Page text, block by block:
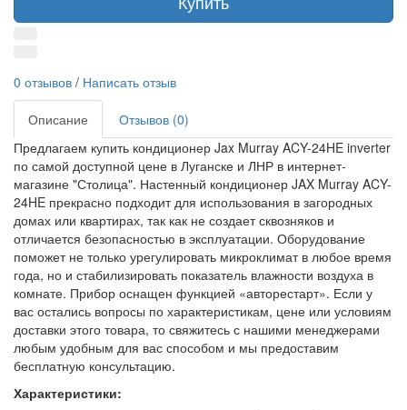
0 отзывов / Написать отзыв
Описание
Отзывов (0)
Предлагаем купить кондиционер Jax Murray ACY-24HE inverter
по самой доступной цене в Луганске и ЛНР в интернет-
магазине "Столица". Настенный кондиционер JAX Murray ACY-
24HE прекрасно подходит для использования в загородных
домах или квартирах, так как не создает сквозняков и
отличается безопасностью в эксплуатации. Оборудование
поможет не только урегулировать микроклимат в любое время
года, но и стабилизировать показатель влажности воздуха в
комнате. Прибор оснащен функцией «авторестарт». Если у
вас остались вопросы по характеристикам, цене или условиям
доставки этого товара, то свяжитесь с нашими менеджерами
любым удобным для вас способом и мы предоставим
бесплатную консультацию.
Характеристики: